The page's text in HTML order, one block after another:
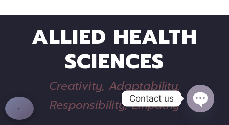
ALLIED HEALTH
SCIENCES
Creativity, Adaptability,
Responsibility, Empathy
Contact us